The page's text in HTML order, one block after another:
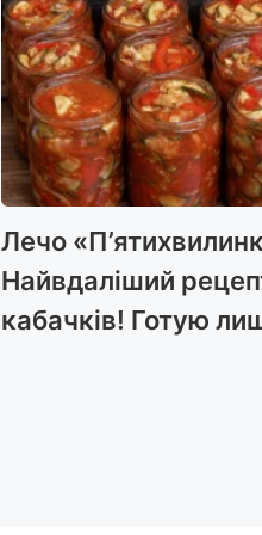
Лечо
Найвдаліший
кабачків! Готую